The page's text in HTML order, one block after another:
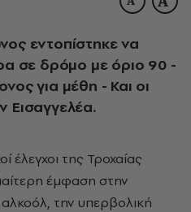
εντοπίστηκε να
σε δρόμο με όριο 90 -
για μέθη - Και οι
Εισαγγελέα.
έλεγχοι της Τροχαίας
έμφαση στην
την υπερβολική